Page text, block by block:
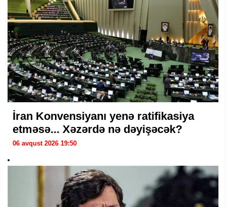
İran Konvensiyanı yenə ratifikasiya
etməsə... Xəzərdə nə dəyişəcək?
06 avqust 2026 19:50